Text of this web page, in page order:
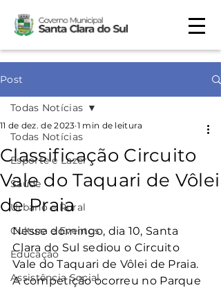
Post
Todas Notícias
Esporte e Lazer
Saúde
Urbano e Rural
Cultura e Eventos
Educação
Assistência Social
Todas Notícias
Classificação Circuito
Vale do Taquari de Vôlei
de Praia
11 de dez. de 2023 1 min de leitura
Nesse domingo, dia 10, Santa
Clara do Sul sediou o Circuito
Vale do Taquari de Vôlei de Praia.
A competição ocorreu no Parque